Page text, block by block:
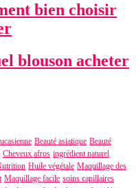
bien choisir
blouson acheter
Beauté asiatique Beauté
Cheveux afros ingrédient naturel
Huile végétale Maquillage des
Maquillage facile soins capillaires